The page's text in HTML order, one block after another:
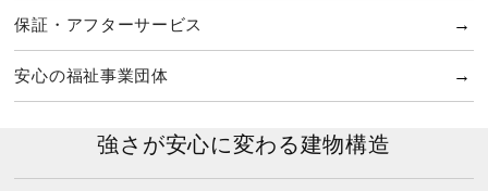
保証・アフターサービス
安心の福祉事業団体
強さが安心に変わる建物構造